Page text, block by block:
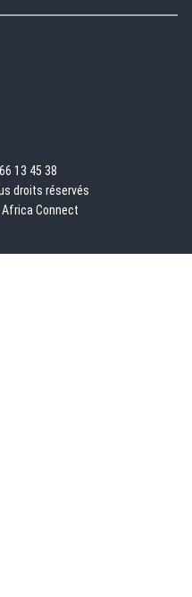
13 45 38
droits réservés
Africa Connect